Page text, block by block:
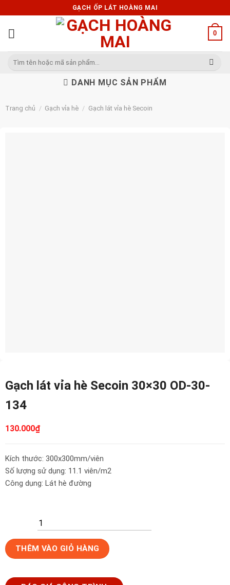
to
content
GẠCH ỐP LÁT HOÀNG MAI
0
Tìm
DANH MỤC SẢN PHẨM
Trang chủ / Gạch vỉa hè / Gạch lát vỉa hè Secoin
Gạch lát vỉa hè Secoin 30×30 OD-30-
134
130.000₫
Kích thước: 300x300mm/viên
Số lượng sử dụng: 11.1 viên/m2
Công dụng: Lát hè đường
Gạch
lát
hè
THÊM VÀO GIỎ HÀNG